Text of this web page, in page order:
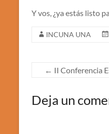
Y vos, ¿ya estás listo
INCUNA UNA
← II Conferencia
Deja un